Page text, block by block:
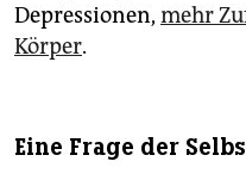
Depressionen, mehr
Körper.
Eine Frage der